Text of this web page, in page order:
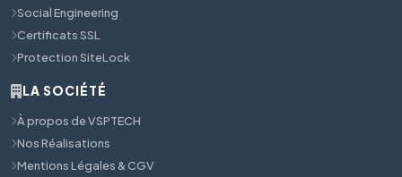
Social Engineering
Certificats SSL
Protection SiteLock
LA SOCIÉTÉ
À propos de VSPTECH
Nos Réalisations
Mentions Légales & CGV